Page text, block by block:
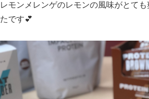
レモンメレンゲのレモンの風味がとて
たです💕